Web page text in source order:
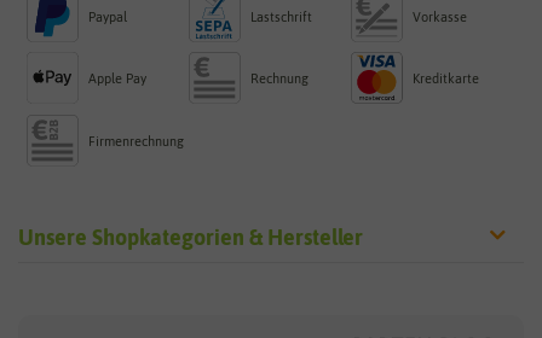
Paypal Lastschrift Vorkasse
Apple Pay Rechnung Kreditkarte
Firmenrechnung
Unsere Shopkategorien & Hersteller